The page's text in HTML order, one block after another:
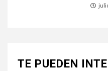
TE PUEDEN